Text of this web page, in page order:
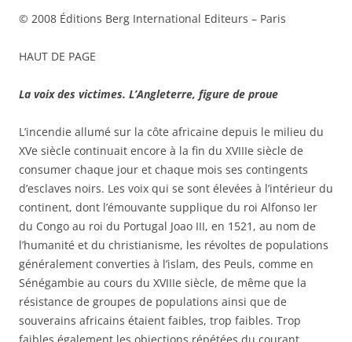
© 2008 Éditions Berg International Editeurs – Paris
HAUT DE PAGE
La voix des victimes. L’Angleterre, figure de proue
L’incendie allumé sur la côte africaine depuis le milieu du
XVe siècle continuait encore à la fin du XVIIIe siècle de
consumer chaque jour et chaque mois ses contingents
d’esclaves noirs. Les voix qui se sont élevées à l’intérieur du
continent, dont l’émouvante supplique du roi Alfonso Ier
du Congo au roi du Portugal Joao III, en 1521, au nom de
l’humanité et du christianisme, les révoltes de populations
généralement converties à l’islam, des Peuls, comme en
Sénégambie au cours du XVIIIe siècle, de même que la
résistance de groupes de populations ainsi que de
souverains africains étaient faibles, trop faibles. Trop